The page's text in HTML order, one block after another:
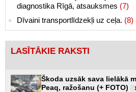
diagnostika Rīgā, atsauksmes (7)
Dīvaini transportlīdzekļi uz ceļa. (8)
LASĪTĀKIE RAKSTI
Škoda uzsāk sava lielākā
Peaq, ražošanu (+ FOTO)